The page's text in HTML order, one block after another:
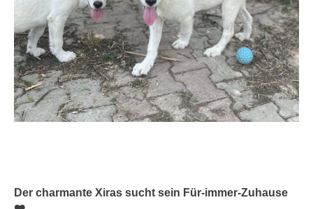
Der charmante Xiras sucht sein Für-immer-Zuhause